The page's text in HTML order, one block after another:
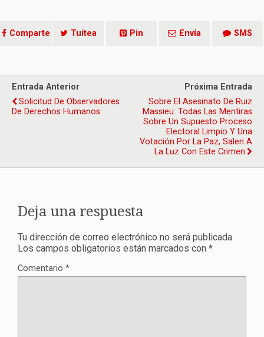
Comparte Tuitea Pin Envía SMS
Entrada Anterior
Solicitud De Observadores
De Derechos Humanos
Próxima Entrada
Sobre El Asesinato De Ruiz
Massieu: Todas Las Mentiras
Sobre Un Supuesto Proceso
Electoral Limpio Y Una
Votación Por La Paz, Salen A
La Luz Con Este Crimen
Deja una respuesta
Tu dirección de correo electrónico no será publicada.
Los campos obligatorios están marcados con *
Comentario *